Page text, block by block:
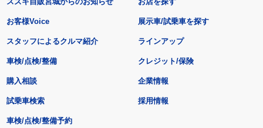
お客様Voice
スタッフによるクルマ紹介
展示車/試乗車を探す
ラインアップ
車検/点検/整備 クレジット/保険
購入相談
試乗車検索
車検/点検/整備予約
企業情報
採用情報